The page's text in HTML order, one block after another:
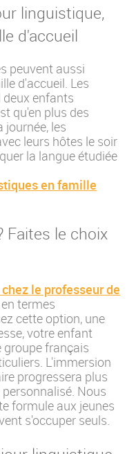
linguistique,
d'accueil
peuvent aussi
d'accueil. Les
enfants
qu'en plus des
les
leurs hôtes le soir
la langue étudiée
en famille
Faites le choix
le professeur de
termes
cette option, une
votre enfant
groupe français
L'immersion
progressera plus
Nous
formule aux jeunes
s'occuper seuls.